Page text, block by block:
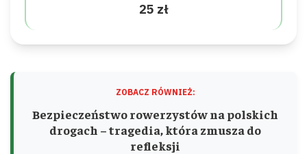
25 zł
ZOBACZ RÓWNIEŻ:
Bezpieczeństwo rowerzystów na polskich
drogach – tragedia, która zmusza do
refleksji